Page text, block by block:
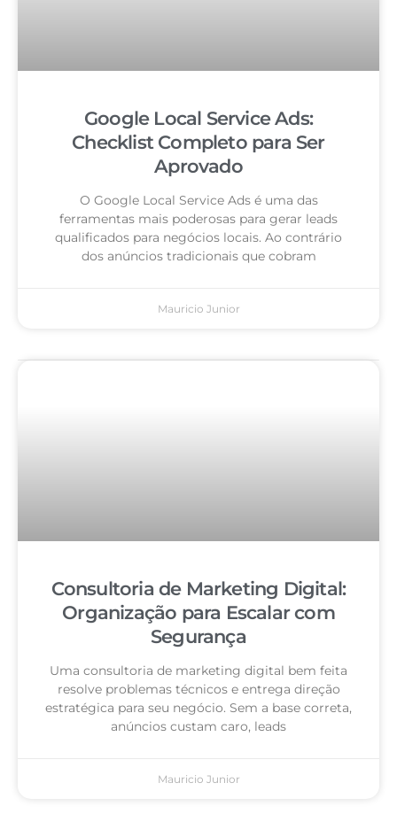
Google Local Service Ads:
Checklist Completo para Ser
Aprovado
O Google Local Service Ads é uma das
ferramentas mais poderosas para gerar leads
qualificados para negócios locais. Ao contrário
dos anúncios tradicionais que cobram
Mauricio Junior
Consultoria de Marketing Digital:
Organização para Escalar com
Segurança
Uma consultoria de marketing digital bem feita
resolve problemas técnicos e entrega direção
estratégica para seu negócio. Sem a base correta,
anúncios custam caro, leads
Mauricio Junior